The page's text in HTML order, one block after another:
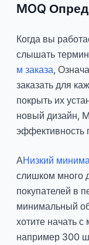
MOQ
Когда вы
слышать
м заказа,
заказать для
покрыть их
новый дизайн,
эффективность
АНизкий
слишком много
покупателей в
минимальный
хотите начать
например 300